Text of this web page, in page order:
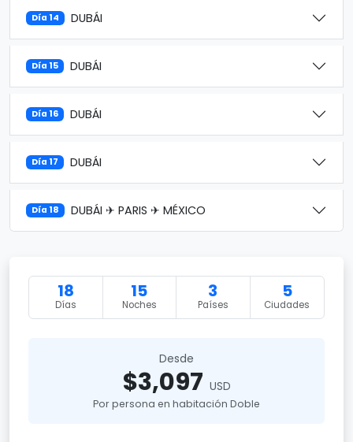
Día 14 DUBÁI
Día 15 DUBÁI
Día 16 DUBÁI
Día 17 DUBÁI
Día 18 DUBÁI ✈ PARIS ✈ MÉXICO
18
Días
15
Noches
3
Países
5
Ciudades
Desde
$3,097 USD
Por persona en habitación Doble